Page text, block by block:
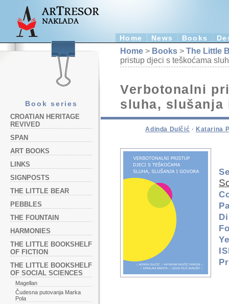
Home News Books
Book series
CROATIAN HERITAGE
REVIVED
SPAN
ART BOOKS
LINKS
SIGNPOSTS
THE LITTLE BEAR
PEBBLES
THE FOUNTAIN
HARMONIES
THE LITTLE BOOKSHELF
OF FICTION
THE LITTLE BOOKSHELF
OF SOCIAL SCIENCES
Magellan
Čudesna putovanja Marka
Pola
Home > Books > The Little
pristup djeci s teškoćama
Verbotonalni
sluha, slušanja
Adinda Dulčić · Katarina